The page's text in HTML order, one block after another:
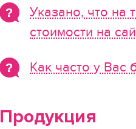
Указано, что на
стоимости на
Как часто у Вас
Продукция